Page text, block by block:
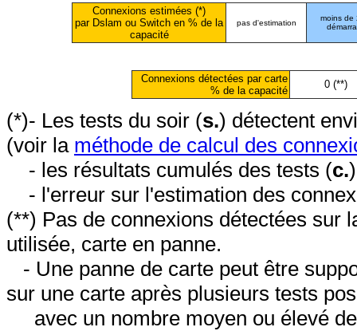
Connexions estimées (*)
par Dslam ou Switch en % de la
capacité
pas d'estimation
moins de
Connexions détectées par carte
% de la capacité
0 (**)
(*)- Les tests du soir (s.) détectent
(voir la méthode de calcul des
- les résultats cumulés des tests (c.
- l'erreur sur l'estimation des
(**) Pas de connexions détectées sur
utilisée, carte en panne.
- Une panne de carte peut être
sur une carte après plusieurs tests
avec un nombre moyen ou élevé